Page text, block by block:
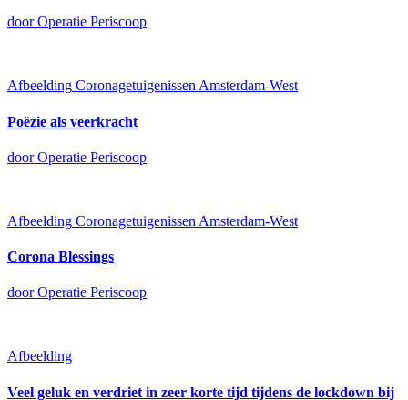
door Operatie Periscoop
Afbeelding Coronagetuigenissen Amsterdam-West
Poëzie als veerkracht
door Operatie Periscoop
Afbeelding Coronagetuigenissen Amsterdam-West
Corona Blessings
door Operatie Periscoop
Afbeelding
Veel geluk en verdriet in zeer korte tijd tijdens de lockdown bij